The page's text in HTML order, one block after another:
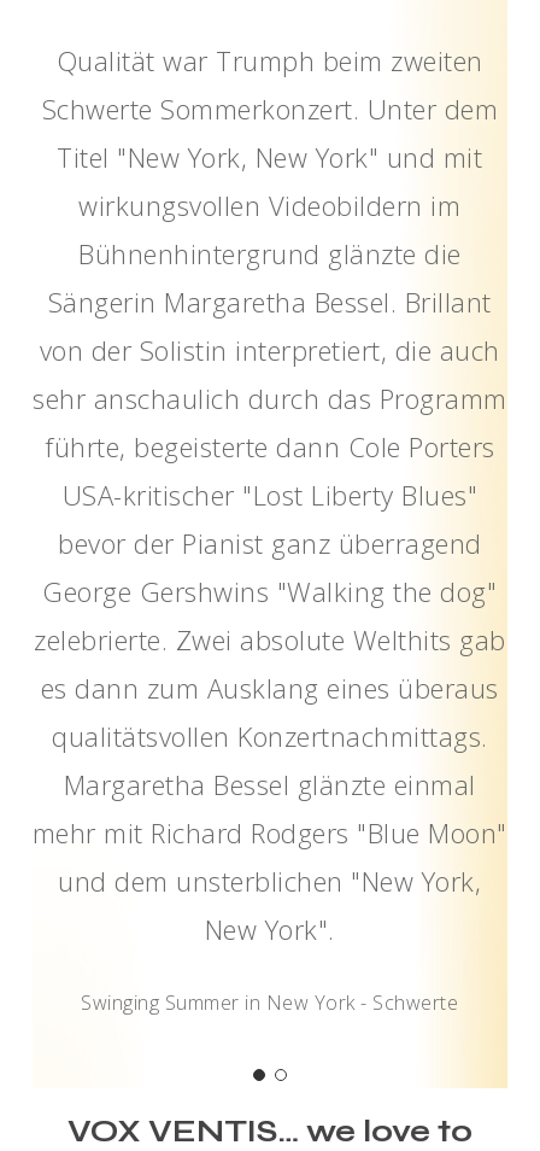
Qualität war Trumph beim zweiten
Schwerte Sommerkonzert. Unter dem
Titel "New York, New York" und mit
wirkungsvollen Videobildern im
Bühnenhintergrund glänzte die
Sängerin Margaretha Bessel. Brillant
von der Solistin interpretiert, die auch
sehr anschaulich durch das Programm
führte, begeisterte dann Cole Porters
USA-kritischer "Lost Liberty Blues"
bevor der Pianist ganz überragend
George Gershwins "Walking the dog"
zelebrierte. Zwei absolute Welthits gab
es dann zum Ausklang eines überaus
qualitätsvollen Konzertnachmittags.
Margaretha Bessel glänzte einmal
mehr mit Richard Rodgers "Blue Moon"
und dem unsterblichen "New York,
New York".
Swinging Summer in New York - Schwerte
VOX VENTIS… we love to